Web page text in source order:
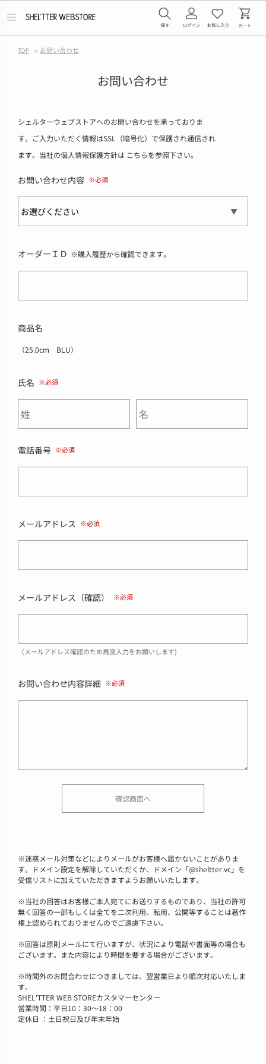
メ
TOP > お問い合わせ
お問い合わせ
シェルターウェブストアへのお問い合わせを承っておりま
す。ご入力いただく情報はSSL（暗号化）で保護され通信され
ます。当社の個人情報保護方針は こちらを参照下さい。
お問い合わせ内容
オーダーＩＤ ※購入履歴から確認できます。
商品名
（25.0cm BLU）
氏名
電話番号
メールアドレス
メールアドレス（確認）
（メールアドレス確認のため再度入力をお願いします)
お問い合わせ内容詳細
※迷惑メール対策などによりメールがお客様へ届かないことがありま
す。ドメイン設定を解除していただくか、ドメイン「@sheltter.vc」を
受信リストに加えていただきますようお願いいたします。
※当社の回答はお客様ご本人宛てにお送りするものであり、当社の許可
無く回答の一部もしくは全てを二次利用、転用、公開等することは著作
権上認められておりませんのでご遠慮下さい。
※回答は原則メールにて行いますが、状況により電話や書面等の場合も
ございます。また内容により時間を要する場合がございます。
※時間外のお問合わせにつきましては、翌営業日より順次対応いたしま
す。
SHEL'TTER WEB STOREカスタマーセンター
営業時間：平日10：30～18：00
定休日 ：土日祝日及び年末年始